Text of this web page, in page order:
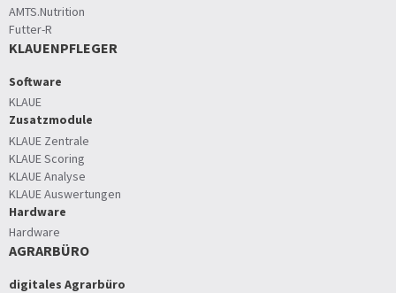
AMTS.Nutrition
Futter-R
KLAUENPFLEGER
Software
KLAUE
Zusatzmodule
KLAUE Zentrale
KLAUE Scoring
KLAUE Analyse
KLAUE Auswertungen
Hardware
Hardware
AGRARBÜRO
digitales Agrarbüro